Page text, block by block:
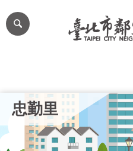
跳到主要內容區塊
網
站
忠勤里